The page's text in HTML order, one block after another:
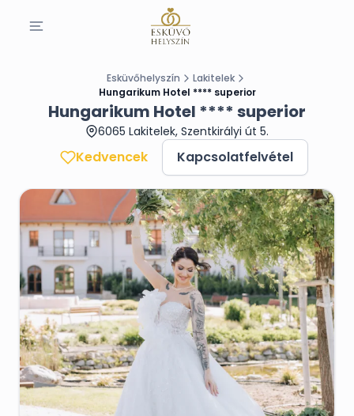
Esküvőhelyszín
Lakitelek
Hungarikum Hotel **** superior
Hungarikum Hotel **** superior
6065 Lakitelek, Szentkirályi út 5.
Kedvencek Kapcsolatfelvétel